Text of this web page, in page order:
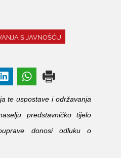
S JAVNOŠĆU
te uspostave i održavanja
predstavničko tijelo
donosi odluku o